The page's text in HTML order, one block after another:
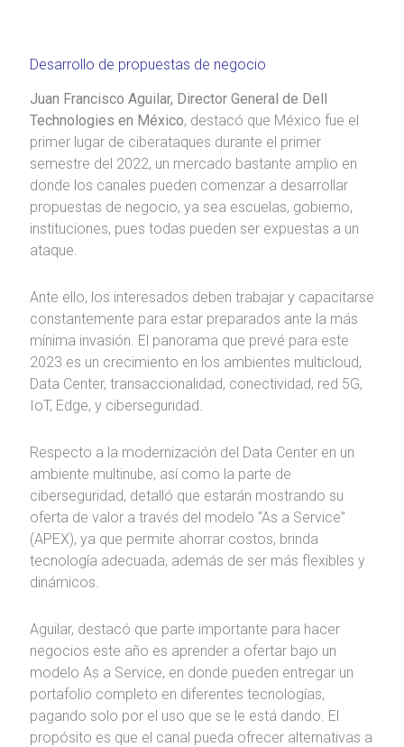
Desarrollo de propuestas de negocio
Juan Francisco Aguilar, Director General de Dell
Technologies en México, destacó que México fue el
primer lugar de ciberataques durante el primer
semestre del 2022, un mercado bastante amplio en
donde los canales pueden comenzar a desarrollar
propuestas de negocio, ya sea escuelas, gobierno,
instituciones, pues todas pueden ser expuestas a un
ataque.
Ante ello, los interesados deben trabajar y capacitarse
constantemente para estar preparados ante la más
mínima invasión. El panorama que prevé para este
2023 es un crecimiento en los ambientes multicloud,
Data Center, transaccionalidad, conectividad, red 5G,
IoT, Edge, y ciberseguridad.
Respecto a la modernización del Data Center en un
ambiente multinube, así como la parte de
ciberseguridad, detalló que estarán mostrando su
oferta de valor a través del modelo “As a Service”
(APEX), ya que permite ahorrar costos, brinda
tecnología adecuada, además de ser más flexibles y
dinámicos.
Aguilar, destacó que parte importante para hacer
negocios este año es aprender a ofertar bajo un
modelo As a Service, en donde pueden entregar un
portafolio completo en diferentes tecnologías,
pagando solo por el uso que se le está dando. El
propósito es que el canal pueda ofrecer alternativas a